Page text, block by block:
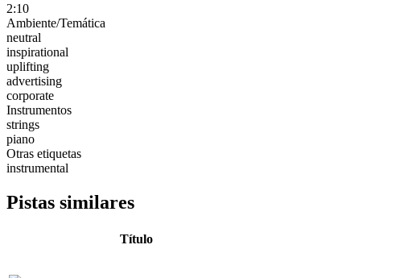
2:10
Ambiente/Temática
neutral
inspirational
uplifting
advertising
corporate
Instrumentos
strings
piano
Otras etiquetas
instrumental
Pistas similares
Título